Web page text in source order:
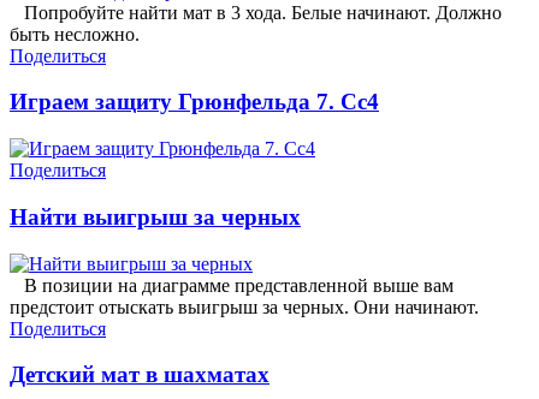
Попробуйте найти мат в 3 хода. Белые начинают. Должно
быть несложно.
Поделиться
Играем защиту Грюнфельда 7. Сс4
Поделиться
Найти выигрыш за черных
В позиции на диаграмме представленной выше вам
предстоит отыскать выигрыш за черных. Они начинают.
Поделиться
Детский мат в шахматах